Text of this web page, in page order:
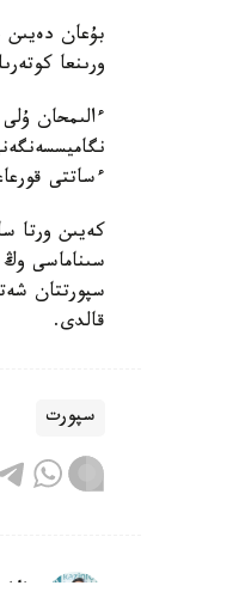
ورىنعا
ءساتتى
قالدى.
سپورت